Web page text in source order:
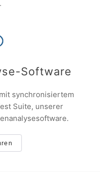
Software
synchronisiertem
Suite, unserer